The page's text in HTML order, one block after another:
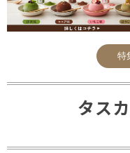
特
タス